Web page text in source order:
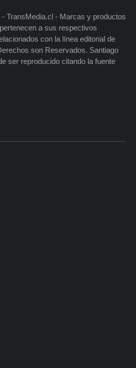
TransMedia.cl - Marcas y productos
a sus respectivos
con la línea editorial de
son Reservados. Santiago
ser reproducido citando la fuente